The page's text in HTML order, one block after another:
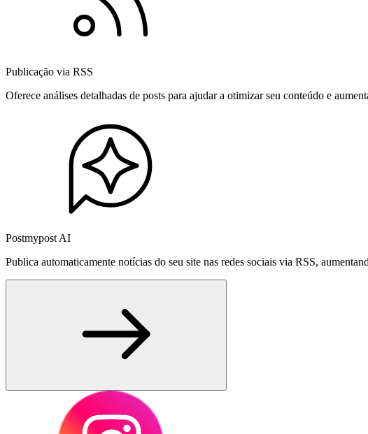
Publicação via RSS
Oferece análises detalhadas de posts para ajudar a otimizar seu conteúdo e
Postmypost AI
Publica automaticamente notícias do seu site nas redes sociais via RSS,